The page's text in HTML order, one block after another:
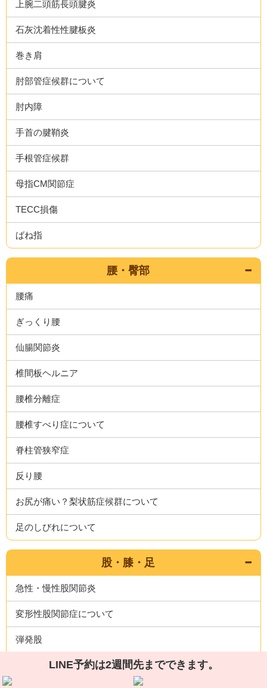
LINE予約は2週間先までできます。
上腕二頭筋長頭腱炎
石灰沈着性性腱板炎
巻き肩
肘部管症候群について
肘内障
手首の腱鞘炎
手根管症候群
母指CM関節症
TECC損傷
ばね指
腰・臀部
腰痛
ぎっくり腰
仙腸関節炎
椎間板ヘルニア
腰椎分離症
腰椎すべり症について
脊柱管狭窄症
反り腰
お尻が痛い？梨状筋症候群について
足のしびれについて
股・膝・足
急性・慢性股関節炎
変形性股関節症について
弾発股
変形性膝関節症について